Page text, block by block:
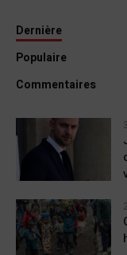
Dernière
Populaire
Commentaires